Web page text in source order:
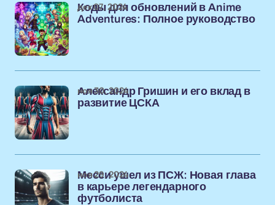
Коды для обновлений в Anime
Adventures: Полное руководство
дек 07, 2024
Александр Гришин и его вклад в
развитие ЦСКА
ноя 30, 2024
Месси ушел из ПСЖ: Новая глава
в карьере легендарного
футболиста
ноя 29, 2024